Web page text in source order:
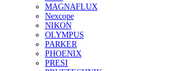
Оборудование для